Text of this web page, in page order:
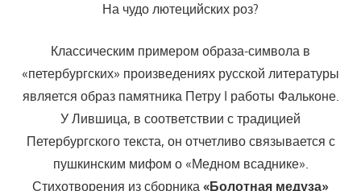
На чудо лютецийских роз?
Классическим примером образа-символа в
«петербургских» произведениях русской литературы
является образ памятника Петру I работы Фальконе.
У Лившица, в соответствии с традицией
Петербургского текста, он отчетливо связывается с
пушкинским мифом о «Медном всаднике».
Стихотворения из сборника «Болотная медуза»